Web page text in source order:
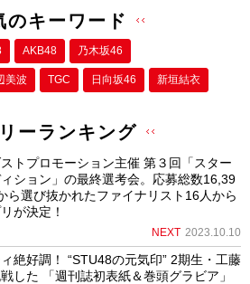
のキーワード
AKB48 乃木坂46
美波 TGC 日向坂46 新垣結衣
ーランキング
トプロモーション主催 第３回「スター
ション」の最終選考会。応募総数16,39
ら選び抜かれたファイナリスト16人から
が決定！
NEXT 2023.10.10
絶好調！ “STU48の元気印” 2期生・工藤
した 「週刊誌初表紙＆巻頭グラビア」